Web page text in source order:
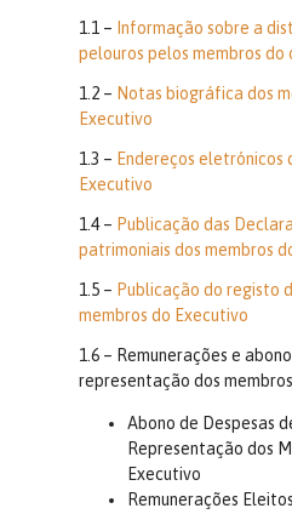
1.1 – Informação sobre a
pelouros pelos membros do
1.2 – Notas biográfica dos
Executivo
1.3 – Endereços eletrónicos
Executivo
1.4 – Publicação das
patrimoniais dos membros
1.5 – Publicação do registo
membros do Executivo
1.6 – Remunerações e
representação dos
Abono de Despesas
Representação dos
Executivo
Remunerações